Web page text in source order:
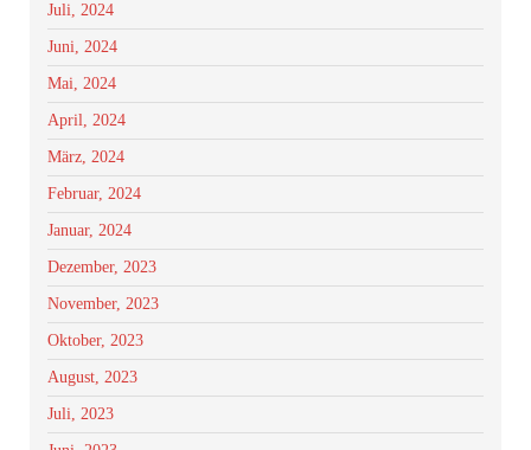
Juli, 2024
Juni, 2024
Mai, 2024
April, 2024
März, 2024
Februar, 2024
Januar, 2024
Dezember, 2023
November, 2023
Oktober, 2023
August, 2023
Juli, 2023